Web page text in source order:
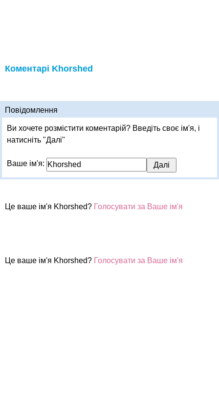
Коментарі Khorshed
Повідомлення
Ви хочете розмістити коментарій? Введіть своє ім'я, і
натисніть "Далі"
Ваше ім'я:
Це ваше ім'я Khorshed? Голосувати за Ваше ім'я
Це ваше ім'я Khorshed? Голосувати за Ваше ім'я